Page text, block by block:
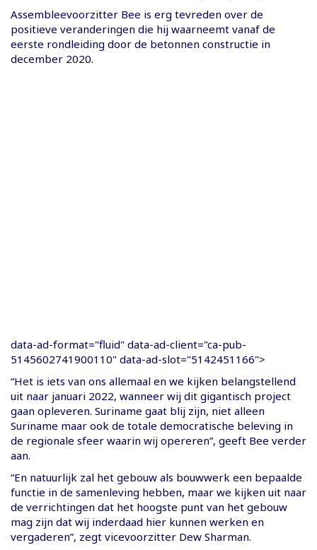
Assembleevoorzitter Bee is erg tevreden over de
positieve veranderingen die hij waarneemt vanaf de
eerste rondleiding door de betonnen constructie in
december 2020.
data-ad-format="fluid" data-ad-client="ca-pub-
5145602741900110" data-ad-slot="5142451166">
“Het is iets van ons allemaal en we kijken belangstellend
uit naar januari 2022, wanneer wij dit gigantisch project
gaan opleveren. Suriname gaat blij zijn, niet alleen
Suriname maar ook de totale democratische beleving in
de regionale sfeer waarin wij opereren”, geeft Bee verder
aan.
“En natuurlijk zal het gebouw als bouwwerk een bepaalde
functie in de samenleving hebben, maar we kijken uit naar
de verrichtingen dat het hoogste punt van het gebouw
mag zijn dat wij inderdaad hier kunnen werken en
vergaderen”, zegt vicevoorzitter Dew Sharman.